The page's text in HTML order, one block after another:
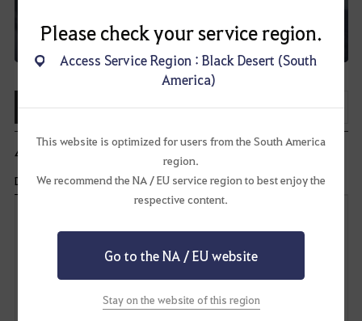
Please check your service region.
Access Service Region : Black Desert (South
America)
This website is optimized for users from the South America
region.
We recommend the NA / EU service region to best enjoy the
respective content.
Go to the NA / EU website
Stay on the website of this region
02-07-2025 07:00 ~ Permanente
Lista Compartilhar 38
47
Data de Criação Recente
D
i